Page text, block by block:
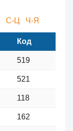
С-Ц Ч-Я
Код
519
521
118
162